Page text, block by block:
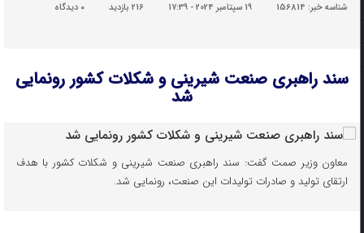
شناسه خبر:156814 19 سپتامبر 2024 - 17:39 216 بازدید دیدگاه
سند راهبری صنعت شیرینی و شکلات کشور رونمایی
شد
معاون وزیر صمت گفت: سند راهبری صنعت شیرینی و شکلات کشور با هدف
ارتقای تولید و صادرات تولیدات این صنعت، رونمایی شد.